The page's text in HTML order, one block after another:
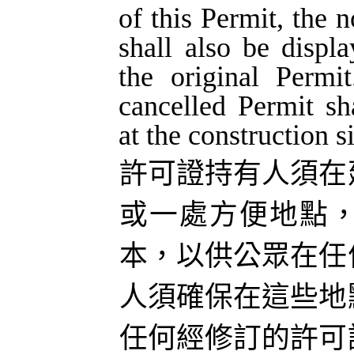
of this Permit, the
shall also be
the original
cancelled Permit
at the construction
許可證持有人須
或一處方便地點
本，以供公眾在
人須確保在這些
任何經修訂的許